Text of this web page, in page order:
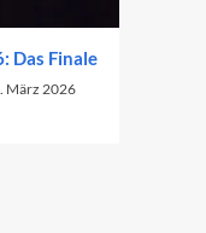
Das Finale
März 2026